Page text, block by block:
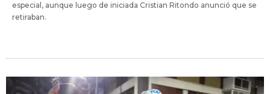
especial, aunque luego de iniciada Cristian Ritondo anunció que se
retiraban.